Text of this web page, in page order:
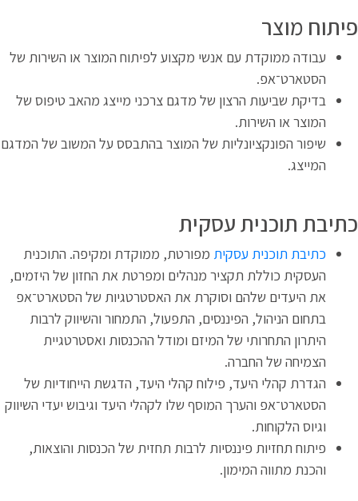
פיתוח מוצר
עבודה ממוקדת עם אנשי מקצוע לפיתוח המוצר או השירות של
הסטארט־אפ.
בדיקת שביעות הרצון של מדגם צרכני מייצג מהאב טיפוס של
המוצר או השירות.
שיפור הפונקציונליות של המוצר בהתבסס על המשוב של המדגם
המייצג.
כתיבת תוכנית עסקית
כתיבת תוכנית עסקית מפורטת, ממוקדת ומקיפה. התוכנית
העסקית כוללת תקציר מנהלים ומפרטת את החזון של היזמים,
את היעדים שלהם וסוקרת את האסטרטגיות של הסטארט־אפ
בתחום הניהול, הפיננסים, התפעול, התמחור והשיווק לרבות
היתרון התחרותי של המיזם ומודל ההכנסות ואסטרטגיית
הצמיחה של החברה.
הגדרת קהלי היעד, פילוח קהלי היעד, הדגשת הייחודיות של
הסטארט־אפ והערך המוסף שלו לקהלי היעד וגיבוש יעדי השיווק
וגיוס הלקוחות.
פיתוח תחזיות פיננסיות לרבות תחזית של הכנסות והוצאות,
והכנת מתווה המימון.